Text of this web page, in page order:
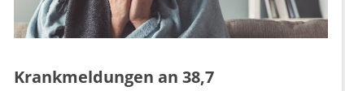
Krankmeldungen an 38,7